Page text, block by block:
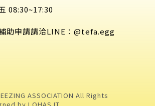
08:30~17:30
助申請請洽LINE：@tefa.egg
ASSOCIATION All Rights